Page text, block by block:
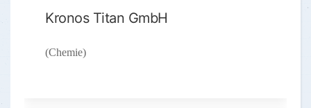
Kronos Titan GmbH
(Chemie)